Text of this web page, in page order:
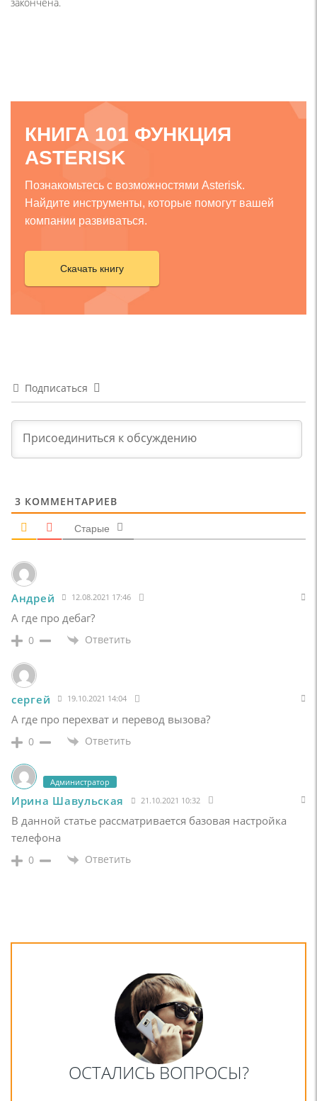
КНИГА 101 ФУНКЦИЯ
ASTERISK
Познакомьтесь с возможностями Asterisk.
Найдите инструменты, которые помогут вашей
компании развиваться.
Скачать книгу
Подписаться
3 КОММЕНТАРИЕВ
Старые
Андрей 12.08.2021 17:46
А где про дебаг?
0 Ответить
сергей 19.10.2021 14:04
А где про перехват и перевод вызова?
0 Ответить
Администратор
Ирина Шавульская 21.10.2021 10:32
В данной статье рассматривается базовая настройка
телефона
0 Ответить
ОСТАЛИСЬ ВОПРОСЫ?